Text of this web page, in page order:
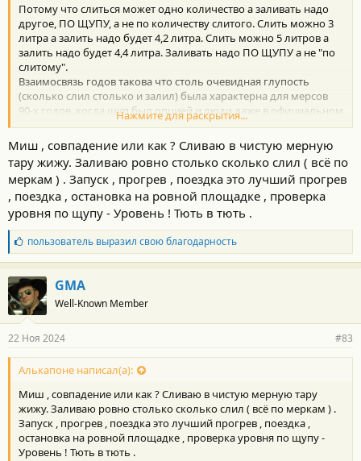
Потому что слиться может одно количество а заливать надо
другое, ПО ЩУПУ, а не по количеству слитого. Слить можно 3
литра а залить надо будет 4,2 литра. Слить можно 5 литров а
залить надо будет 4,4 литра. Заливать надо ПО ЩУПУ а не "по
слитому".
Взаимосвязь годов такова что столь очевидная глупость
(сколько слил столько и залил) была характерна для мерсов
90-х годов, когда щуп был опцией и люди даже в официальном
сервисе не знали как выставить уровень. После 2000 года таких
уже не осталось, ВЫ - ПОСЛЕДНИЙ ИЗ МОГИКАН, как
говорится.
Нажмите для раскрытия...
Миш , совпадение или как ? Сливаю в чистую мерную
тару жижу. Заливаю ровно столько сколько слил ( всё по
меркам ) . Запуск , прогрев , поездка это лучший прогрев
, поездка , остановка на ровной площадке , проверка
уровня по щупу - Уровень ! Тють в тють .
Б
л
а
г
о
д
а
н
о
с
и
:
пользовательвыразил свою благодарность
GMA
Well-Known Member
22 Ноя 2024 #83
Алькапоне написал(а):
Миш , совпадение или как ? Сливаю в чистую мерную тару
жижу. Заливаю ровно столько сколько слил ( всё по меркам ) .
Запуск , прогрев , поездка это лучший прогрев , поездка ,
остановка на ровной площадке , проверка уровня по щупу -
Уровень ! Тють в тють .